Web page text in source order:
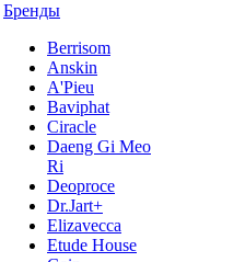
Бренды
Berrisom
Anskin
A'Pieu
Baviphat
Ciracle
Daeng Gi Meo
Ri
Deoproce
Dr.Jart+
Elizavecca
Etude House